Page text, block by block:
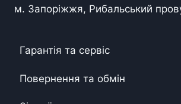
м. Запоріжжя, Рибальський
Гарантія та сервіс
Повернення та обмін